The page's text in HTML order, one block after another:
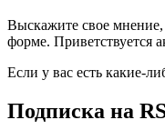
Выскажите свое
форме. Приветствуется
Если у вас есть какие-
Подписка на